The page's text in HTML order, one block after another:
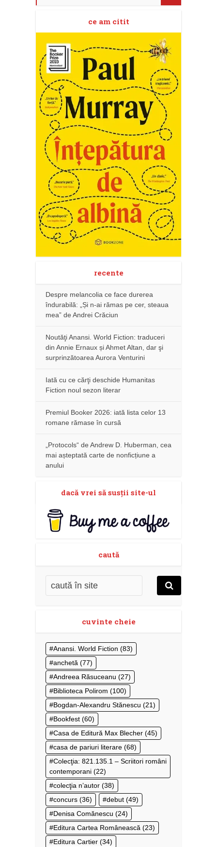
ce am citit
recente
Despre melancolia ce face durerea
îndurabilă: „Și n-ai rămas pe cer, steaua
mea” de Andrei Crăciun
Noutăţi Anansi. World Fiction: traduceri
din Annie Ernaux și Ahmet Altan, dar şi
surprinzătoarea Aurora Venturini
Iată cu ce cărţi deschide Humanitas
Fiction noul sezon literar
Premiul Booker 2026: iată lista celor 13
romane rămase în cursă
„Protocols“ de Andrew D. Huberman, cea
mai așteptată carte de nonficțiune a
anului
dacă vrei să susţii site-ul
caută
cuvinte cheie
Anansi. World Fiction (83)
anchetă (77)
Andreea Răsuceanu (27)
Biblioteca Polirom (100)
Bogdan-Alexandru Stănescu (21)
Bookfest (60)
Casa de Editură Max Blecher (45)
casa de pariuri literare (68)
Colecţia: 821.135.1 – Scriitori români
contemporani (22)
colecţia n’autor (38)
concurs (36) debut (49)
Denisa Comănescu (24)
Editura Cartea Românească (23)
Editura Cartier (34)